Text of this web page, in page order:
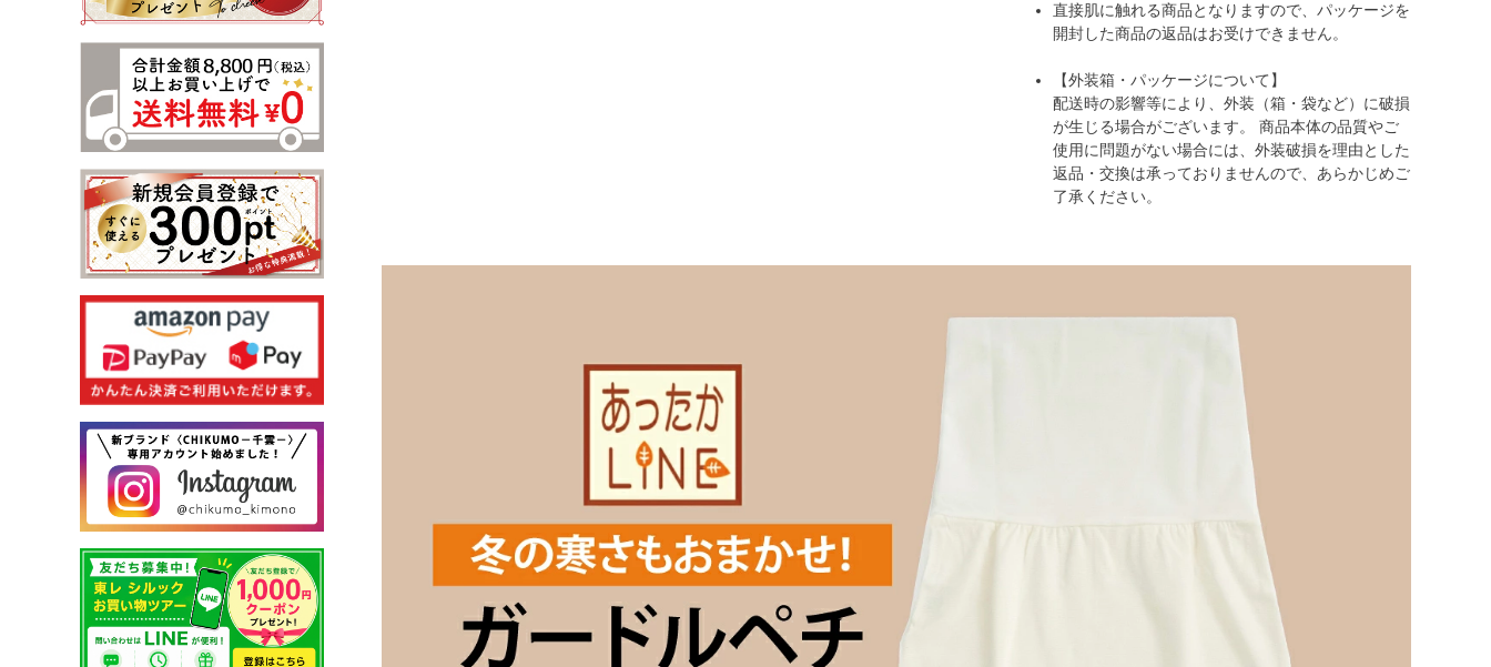
直接肌に触れる商品となりますので、パッケージを
開封した商品の返品はお受けできません。
【外装箱・パッケージについて】
配送時の影響等により、外装（箱・袋など）に破損
が生じる場合がございます。 商品本体の品質やご
使用に問題がない場合には、外装破損を理由とした
返品・交換は承っておりませんので、あらかじめご
了承ください。